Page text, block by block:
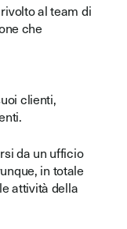
al team di
che
clienti,
da un ufficio
in totale
attività della